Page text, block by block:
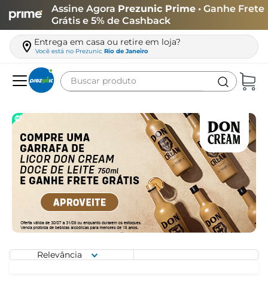
Assine Agora Prezunic Prime • Ganhe Frete
Grátis e 5% de Cashback
Entrega em casa ou retire em loja?
Você está no Prezunic Rio de Janeiro
Buscar produto
Relevância
leite
café
queijo
azeite
biscoito
arroz